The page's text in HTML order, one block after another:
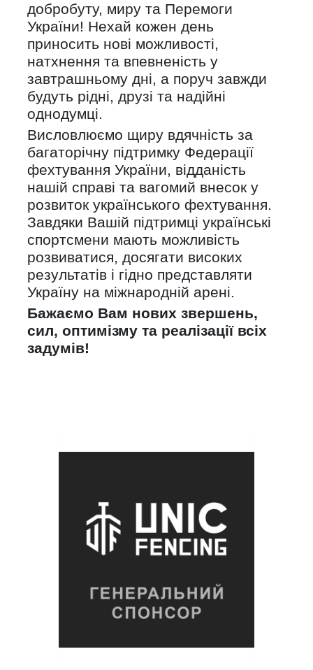
добробуту, миру та Перемоги
України! Нехай кожен день
приносить нові можливості,
натхнення та впевненість у
завтрашньому дні, а поруч завжди
будуть рідні, друзі та надійні
однодумці.
Висловлюємо щиру вдячність за
багаторічну підтримку Федерації
фехтування України, відданість
нашій справі та вагомий внесок у
розвиток українського фехтування.
Завдяки Вашій підтримці українські
спортсмени мають можливість
розвиватися, досягати високих
результатів і гідно представляти
Україну на міжнародній арені.
Бажаємо Вам нових звершень,
сил, оптимізму та реалізації всіх
задумів!